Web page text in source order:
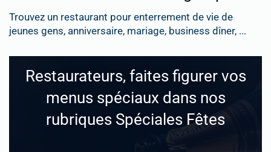
Trouvez un restaurant pour enterrement de vie de
jeunes gens, anniversaire, mariage, business dîner, ...
Restaurateurs, faites figurer vos
menus spéciaux dans nos
rubriques Spéciales Fêtes